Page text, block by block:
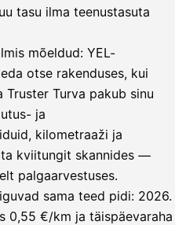
tasu ilma teenustasuta
mõeldud: YEL-
otse rakenduses, kui
Turva pakub sinu
ja
kilometraaži ja
kviitungit skannides —
palgaarvestuses.
sama teed pidi: 2026.
0,55 €/km ja täispäevaraha